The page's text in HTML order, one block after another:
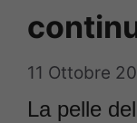
11 Ottobre
La pelle